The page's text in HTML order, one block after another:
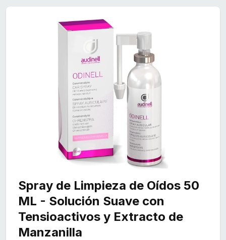
Spray de Limpieza de Oídos 50
ML - Solución Suave con
Tensioactivos y Extracto de
Manzanilla